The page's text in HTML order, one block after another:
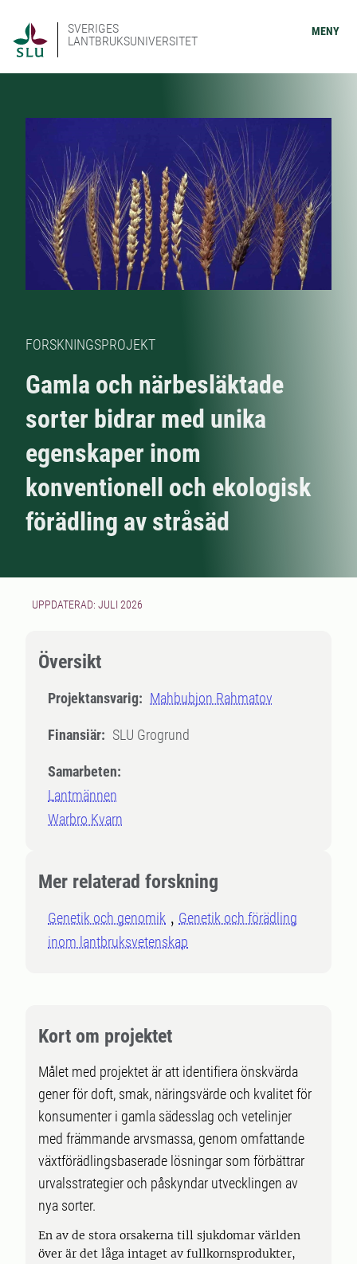
SVERIGES
LANTBRUKSUNIVERSITET
MENY
FORSKNINGSPROJEKT
Gamla och närbesläktade
sorter bidrar med unika
egenskaper inom
konventionell och ekologisk
förädling av stråsäd
UPPDATERAD: JULI 2026
Översikt
Projektansvarig: Mahbubjon Rahmatov
Finansiär: SLU Grogrund
Samarbeten:
Lantmännen
Warbro Kvarn
Mer relaterad forskning
Genetik och genomik
Genetik och förädling
inom lantbruksvetenskap
Kort om projektet
Målet med projektet är att identifiera önskvärda
gener för doft, smak, näringsvärde och kvalitet för
konsumenter i gamla sädesslag och vetelinjer
med främmande arvsmassa, genom omfattande
växtförädlingsbaserade lösningar som förbättrar
urvalsstrategier och påskyndar utvecklingen av
nya sorter.
En av de stora orsakerna till sjukdomar världen
över är det låga intaget av fullkornsprodukter,